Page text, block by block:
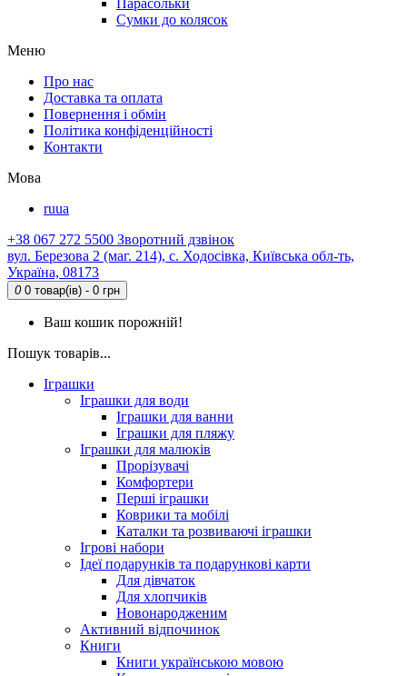
Парасольки
Сумки до колясок
Меню
Про нас
Доставка та оплата
Повернення і обмін
Політика конфіденційності
Контакти
Мова
ruua
+38 067 272 5500 Зворотний дзвінок
вул. Березова 2 (маг. 214), с. Ходосівка, Київська обл-ть,
Україна, 08173
0 0 товар(ів) - 0 грн
Ваш кошик порожній!
Пошук товарів...
Іграшки
Іграшки для води
Іграшки для ванни
Іграшки для пляжу
Іграшки для малюків
Прорізувачі
Комфортери
Перші іграшки
Коврики та мобілі
Каталки та розвиваючі іграшки
Ігрові набори
Ідеї ​​подарунків та подарункові карти
Для дівчаток
Для хлопчиків
Новонародженим
Активний відпочинок
Книги
Книги українською мовою